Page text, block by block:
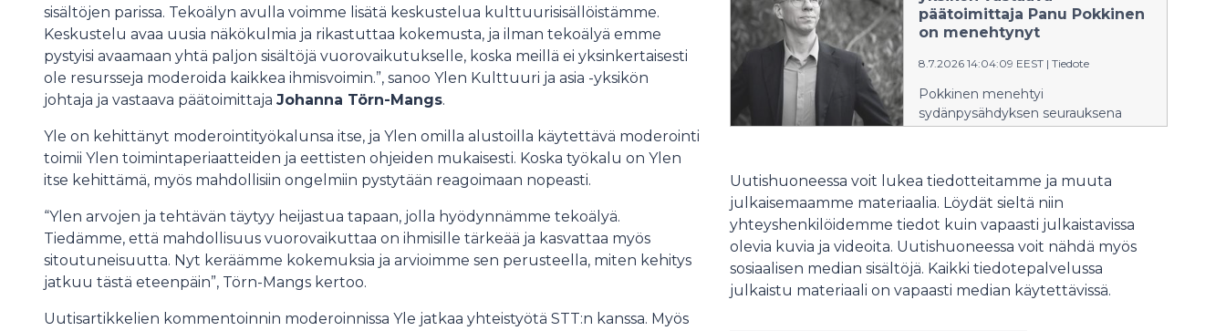
sisältöjen parissa. Tekoälyn avulla voimme lisätä keskustelua kulttuurisisällöistämme.
Keskustelu avaa uusia näkökulmia ja rikastuttaa kokemusta, ja ilman tekoälyä emme
pystyisi avaamaan yhtä paljon sisältöjä vuorovaikutukselle, koska meillä ei yksinkertaisesti
ole resursseja moderoida kaikkea ihmisvoimin.”, sanoo Ylen Kulttuuri ja asia -yksikön
johtaja ja vastaava päätoimittaja Johanna Törn-Mangs.
Yle on kehittänyt moderointityökalunsa itse, ja Ylen omilla alustoilla käytettävä moderointi
toimii Ylen toimintaperiaatteiden ja eettisten ohjeiden mukaisesti. Koska työkalu on Ylen
itse kehittämä, myös mahdollisiin ongelmiin pystytään reagoimaan nopeasti.
“Ylen arvojen ja tehtävän täytyy heijastua tapaan, jolla hyödynnämme tekoälyä.
Tiedämme, että mahdollisuus vuorovaikuttaa on ihmisille tärkeää ja kasvattaa myös
sitoutuneisuutta. Nyt keräämme kokemuksia ja arvioimme sen perusteella, miten kehitys
jatkuu tästä eteenpäin”, Törn-Mangs kertoo.
Uutisartikkelien kommentoinnin moderoinnissa Yle jatkaa yhteistyötä STT:n kanssa. Myös
päätoimittaja Panu Pokkinen
on menehtynyt
8.7.2026 14:04:09 EEST | Tiedote
Pokkinen menehtyi
sydänpysähdyksen seurauksena
sairaalassa Helsingissä 8.7.2026.
Uutishuoneessa voit lukea tiedotteitamme ja muuta
julkaisemaamme materiaalia. Löydät sieltä niin
yhteyshenkilöidemme tiedot kuin vapaasti julkaistavissa
olevia kuvia ja videoita. Uutishuoneessa voit nähdä myös
sosiaalisen median sisältöjä. Kaikki tiedotepalvelussa
julkaistu materiaali on vapaasti median käytettävissä.